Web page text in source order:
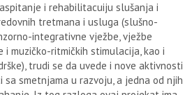
i rehabilitacuiju slušanja i
tretmana i usluga (slušno-
integrativne vježbe, vježbe
i muzičko-ritmičkih stimulacija, kao i
trudi se da uvede i nove aktivnosti
smetnjama u razvoju, a jedna od njih